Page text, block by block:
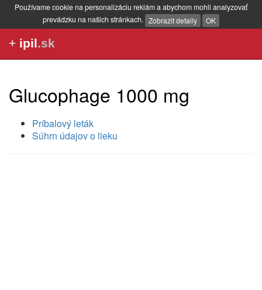
Používame cookie na personalizáciu reklám a abychom mohli analyzovať
prevádzku na našich stránkach. Zobrazit detaily OK
+ ipil.sk
Glucophage 1000 mg
Príbalový leták
Súhrn údajov o lieku